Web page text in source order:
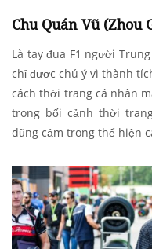
Chu Quán Vũ (Zhou
Là tay đua F1 người
chỉ được chú ý vì thành
cách thời trang cá nhân
trong bối cảnh thời
dũng cảm trong thể hiện